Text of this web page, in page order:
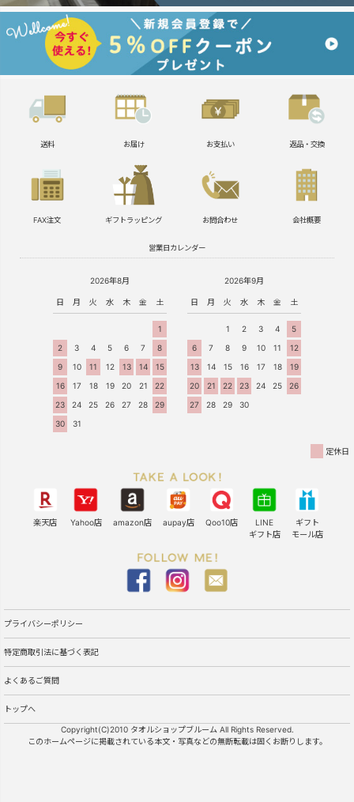
送料 お届け お支払い 返品・交換
FAX注文 ギフトラッピング お問合わせ 会社概要
営業日カレンダー
2026年8月
日 月 火 水 木 金 土
1
2
3 4 5 6 7
8
9
10 11 12 13 14
15
16
17 18 19 20 21
22
23
24 25 26 27 28
29
30
31
2026年9月
日 月 火 水 木 金 土
1 2 3 4
5
6
7 8 9 10 11
12
13
14 15 16 17 18
19
20
21 22 23 24 25
26
27
28 29 30
定休日
楽天店 Yahoo店 amazon店 aupay店 Qoo10店
LINE
ギフト店
ギフト
モール店
プライバシーポリシー
特定商取引法に基づく表記
よくあるご質問
トップへ
Copyright(C)2010 タオルショップブルーム All Rights Reserved.
このホームページに掲載されている本文・写真などの無断転載は固くお断りします。